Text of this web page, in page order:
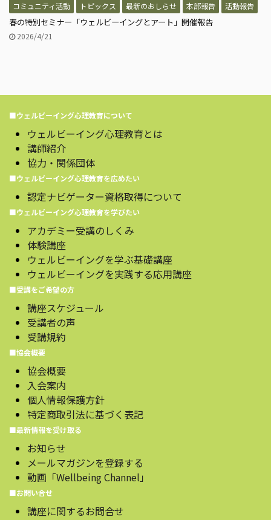
コミュニティ活動 トピックス 最新のおしらせ 本部報告 活動報告
春の特別セミナー「ウェルビーイングとアート」開催報告
2026/4/21
■ウェルビーイング心理教育について
ウェルビーイング心理教育とは
講師紹介
協力・関係団体
■ウェルビーイング心理教育を広めたい
認定ナビゲーター資格取得について
■ウェルビーイング心理教育を学びたい
アカデミー受講のしくみ
体験講座
ウェルビーイングを学ぶ基礎講座
ウェルビーイングを実践する応用講座
■受講をご希望の方
講座スケジュール
受講者の声
受講規約
■協会概要
協会概要
入会案内
個人情報保護方針
特定商取引法に基づく表記
■最新情報を受け取る
お知らせ
メールマガジンを登録する
動画「Wellbeing Channel」
■お問い合せ
講座に関するお問合せ